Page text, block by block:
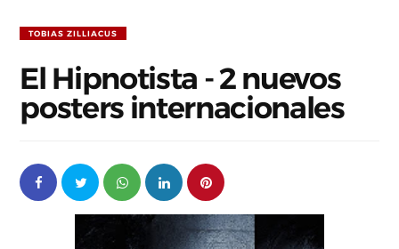
TOBIAS ZILLIACUS
El Hipnotista - 2 nuevos
posters internacionales